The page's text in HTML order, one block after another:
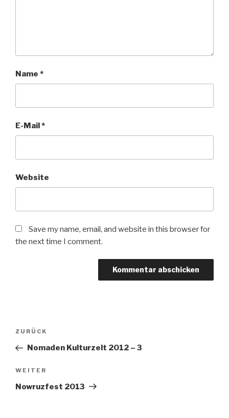
Name *
E-Mail*
Website
Save my name, email, and website in this browser for
the next time I comment.
Beitrags-
Vorheriger
Beitrag
ZURÜCK
Nomaden Kulturzelt 2012 – 3
Nächster
Beitrag
WEITER
Nowruzfest 2013